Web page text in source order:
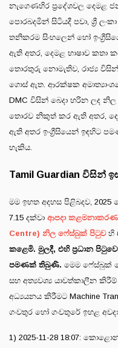
නැගෙණහිර ප්‍රදේශවල දෙමළ
පොරබදමින් සිටියදී පවා, ශ්‍රී
තනිකරම සිංහලෙන් හෝ
ඇති අතර, දෙමළ භාෂාව කතා
තොරතුරු නොමැතිව, රාජ්‍ය
ගොස් ඇත. ආරක්ෂක
DMC විසින් බෙදා හරින ලද
තොරව නිකුත් කර ඇති අතර,
ඇති අතර ඉංග්‍රීසියෙන් ඉඳහිට
හැකිය.
Tamil Guardian විසින්
මම ඉහත අදහස පිළිබදව, 2025
7.15 දක්වා ආපදා කළමනාකරණ
Centre) නිල ෆේස්බුක් පිටුව හි
කළෙමි. මුලදී, එහි ප්‍රධාන
පමණක් තිබුණි. මෙම ෆේස්බුක්
සහ අත්‍යවශ්‍ය යාවත්කාලීන
අධ්‍යයනය කිරීමට Machine
ගංවතුර හෝ ගංවතුරේ ඉහළ
1) 2025-11-28 18:07: